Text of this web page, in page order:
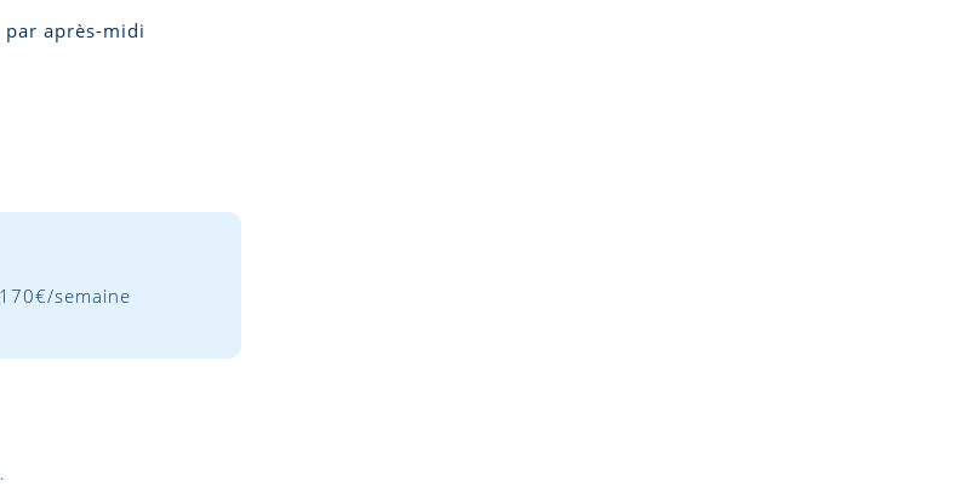
après-midi
semaine